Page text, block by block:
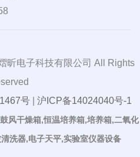
昕电子科技有限公司 All Rights
号| 沪ICP备14024040号-1
风干燥箱,恒温培养箱,培养箱,二氧化
洗器,电子天平,实验室仪器设备